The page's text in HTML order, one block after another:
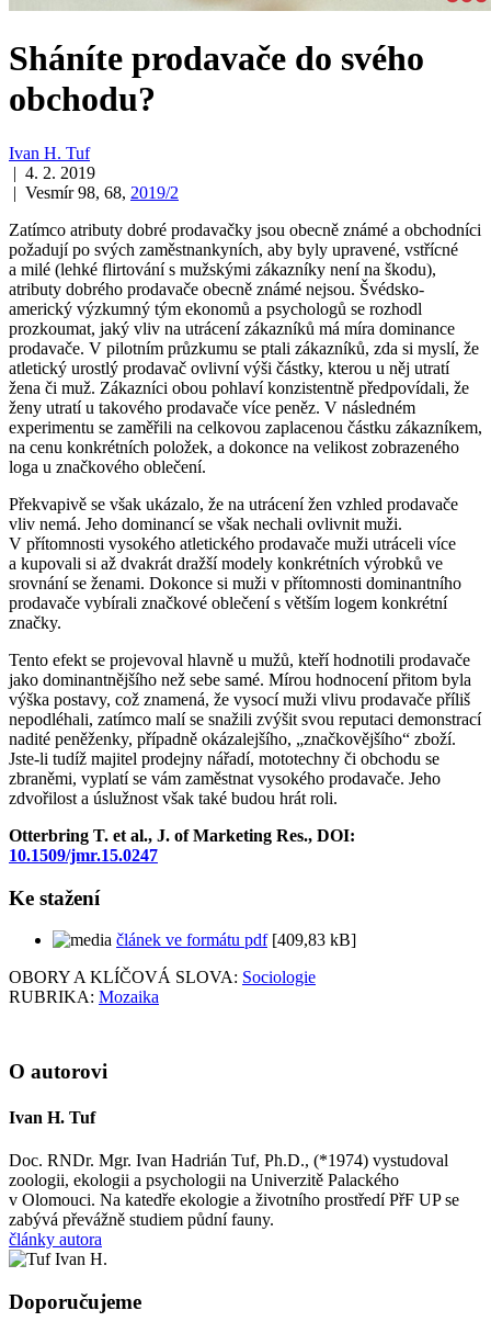
Sháníte prodavače do svého
obchodu?
Ivan H. Tuf
| 4. 2. 2019
| Vesmír 98, 68, 2019/2
Zatímco atributy dobré prodavačky jsou obecně známé a obchodníci
požadují po svých zaměstnankyních, aby byly upravené, vstřícné
a milé (lehké flirtování s mužskými zákazníky není na škodu),
atributy dobrého prodavače obecně známé nejsou. Švédsko-
americký výzkumný tým ekonomů a psychologů se rozhodl
prozkoumat, jaký vliv na utrácení zákazníků má míra dominance
prodavače. V pilotním průzkumu se ptali zákazníků, zda si myslí, že
atletický urostlý prodavač ovlivní výši částky, kterou u něj utratí
žena či muž. Zákazníci obou pohlaví konzistentně předpovídali, že
ženy utratí u takového prodavače více peněz. V následném
experimentu se zaměřili na celkovou zaplacenou částku zákazníkem,
na cenu konkrétních položek, a dokonce na velikost zobrazeného
loga u značkového oblečení.
Překvapivě se však ukázalo, že na utrácení žen vzhled prodavače
vliv nemá. Jeho dominancí se však nechali ovlivnit muži.
V přítomnosti vysokého atletického prodavače muži utráceli více
a kupovali si až dvakrát dražší modely konkrétních výrobků ve
srovnání se ženami. Dokonce si muži v přítomnosti dominantního
prodavače vybírali značkové oblečení s větším logem konkrétní
značky.
Tento efekt se projevoval hlavně u mužů, kteří hodnotili prodavače
jako dominantnějšího než sebe samé. Mírou hodnocení přitom byla
výška postavy, což znamená, že vysocí muži vlivu prodavače příliš
nepodléhali, zatímco malí se snažili zvýšit svou reputaci demonstrací
nadité peněženky, případně okázalejšího, „značkovějšího“ zboží.
Jste-li tudíž majitel prodejny nářadí, mototechny či obchodu se
zbraněmi, vyplatí se vám zaměstnat vysokého prodavače. Jeho
zdvořilost a úslužnost však také budou hrát roli.
Otterbring T. et al., J. of Marketing Res., DOI:
10.1509/jmr.15.0247
Ke stažení
článek ve formátu pdf[409,83 kB]
OBORY A KLÍČOVÁ SLOVA: Sociologie
RUBRIKA: Mozaika
O autorovi
Ivan H. Tuf
Doc. RNDr. Mgr. Ivan Hadrián Tuf, Ph.D., (*1974) vystudoval
zoologii, ekologii a psychologii na Univerzitě Palackého
v Olomouci. Na katedře ekologie a životního prostředí PřF UP se
zabývá převážně studiem půdní fauny.
články autora
Doporučujeme